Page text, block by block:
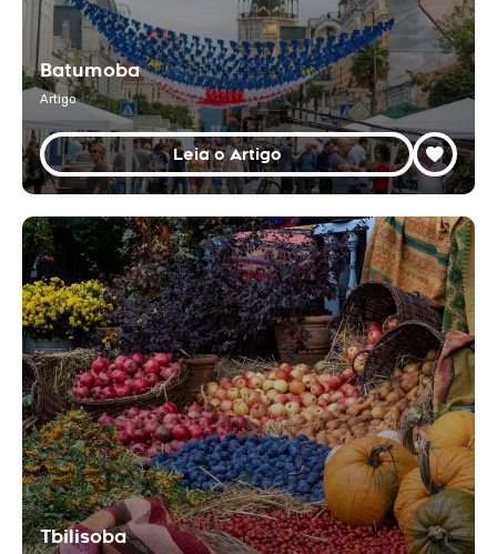
Batumoba
Artigo
Leia o Artigo
Tbilisoba